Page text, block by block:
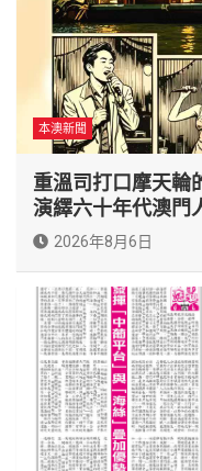
本澳新聞
重溫司打口摩天輪
演繹六十年代澳門
2026年8月6日